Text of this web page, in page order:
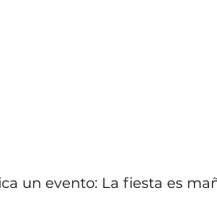
un evento: La fiesta es